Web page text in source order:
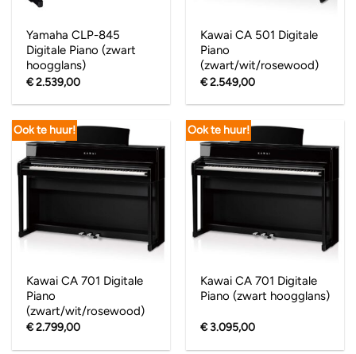
Yamaha CLP-845
Digitale Piano (zwart
hoogglans)
€2.539,00
Kawai CA 501 Digitale
Piano
(zwart/wit/rosewood)
€2.549,00
Ook te huur!
Kawai CA 701 Digitale
Piano
(zwart/wit/rosewood)
€2.799,00
Ook te huur!
Kawai CA 701 Digitale
Piano (zwart hoogglans)
€3.095,00